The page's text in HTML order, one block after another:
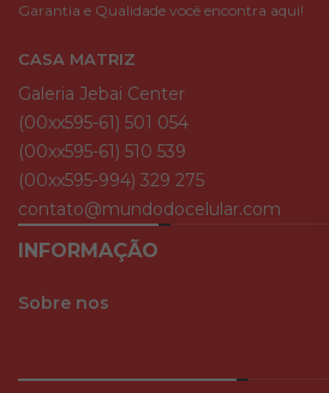
Garantia e Qualidade você encontra aqui!
CASA MATRIZ
Galeria Jebai Center
(00xx595-61) 501 054
(00xx595-61) 510 539
(00xx595-994) 329 275
contato@mundodocelular.com
INFORMAÇÃO
Sobre nos